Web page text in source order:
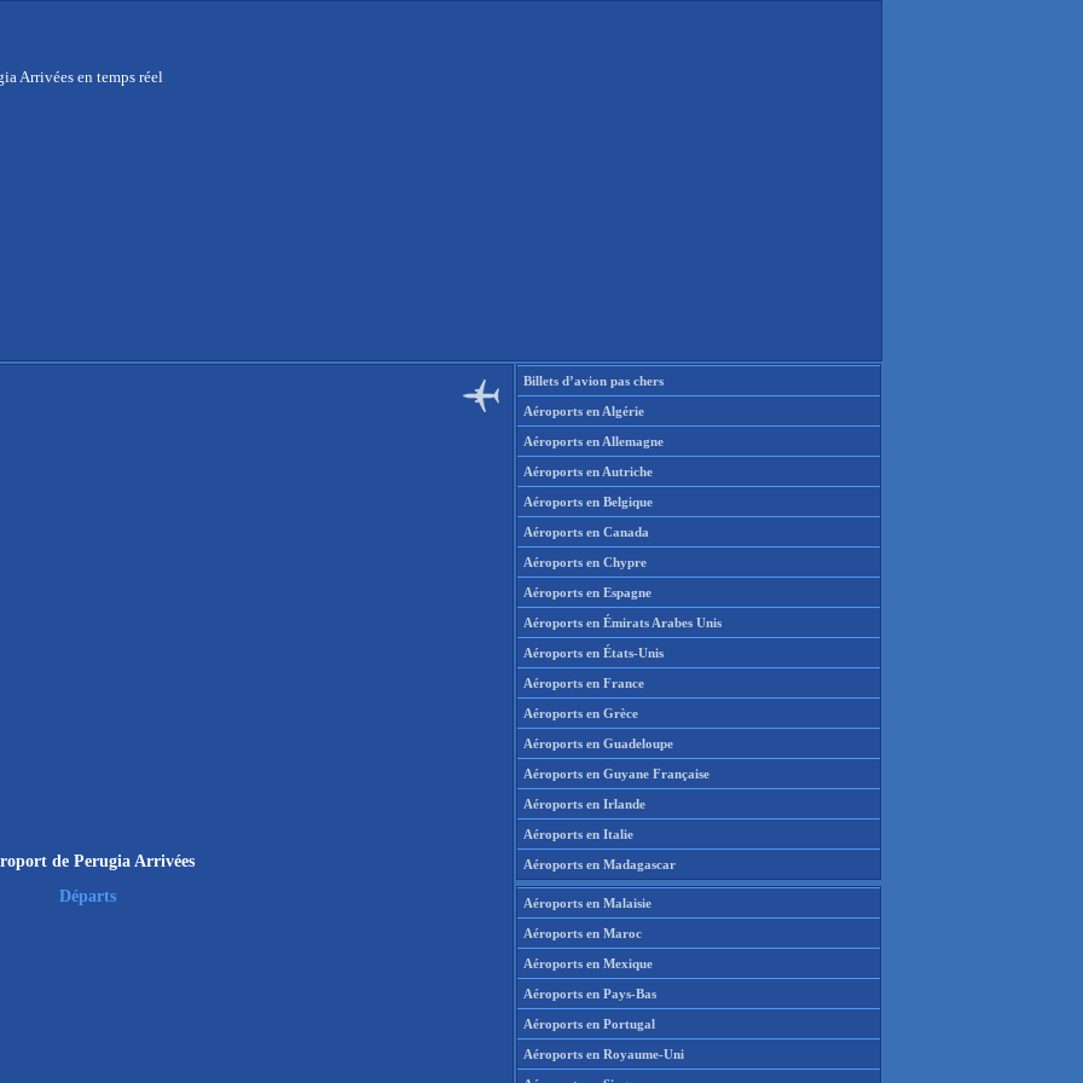
Arrivées en temps réel
de Perugia Arrivées
Départs
Billets d’avion pas chers
Aéroports en Algérie
Aéroports en Allemagne
Aéroports en Autriche
Aéroports en Belgique
Aéroports en Canada
Aéroports en Chypre
Aéroports en Espagne
Aéroports en Émirats Arabes Unis
Aéroports en États-Unis
Aéroports en France
Aéroports en Grèce
Aéroports en Guadeloupe
Aéroports en Guyane Française
Aéroports en Irlande
Aéroports en Italie
Aéroports en Madagascar
Aéroports en Malaisie
Aéroports en Maroc
Aéroports en Mexique
Aéroports en Pays-Bas
Aéroports en Portugal
Aéroports en Royaume-Uni